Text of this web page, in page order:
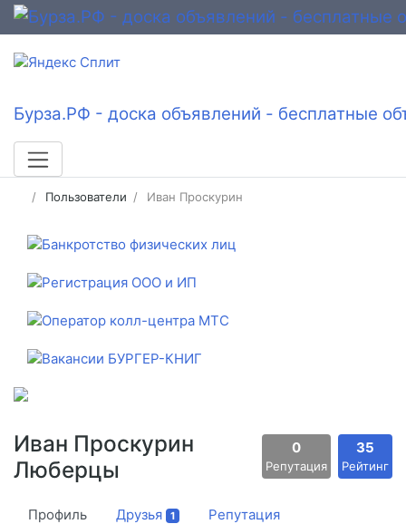
Бурза.РФ - доска объявлений - бесплатные
Пользователи Иван Проскурин
Иван Проскурин
Люберцы
0
Репутация
35
Рейтинг
Профиль Друзья 1 Репутация